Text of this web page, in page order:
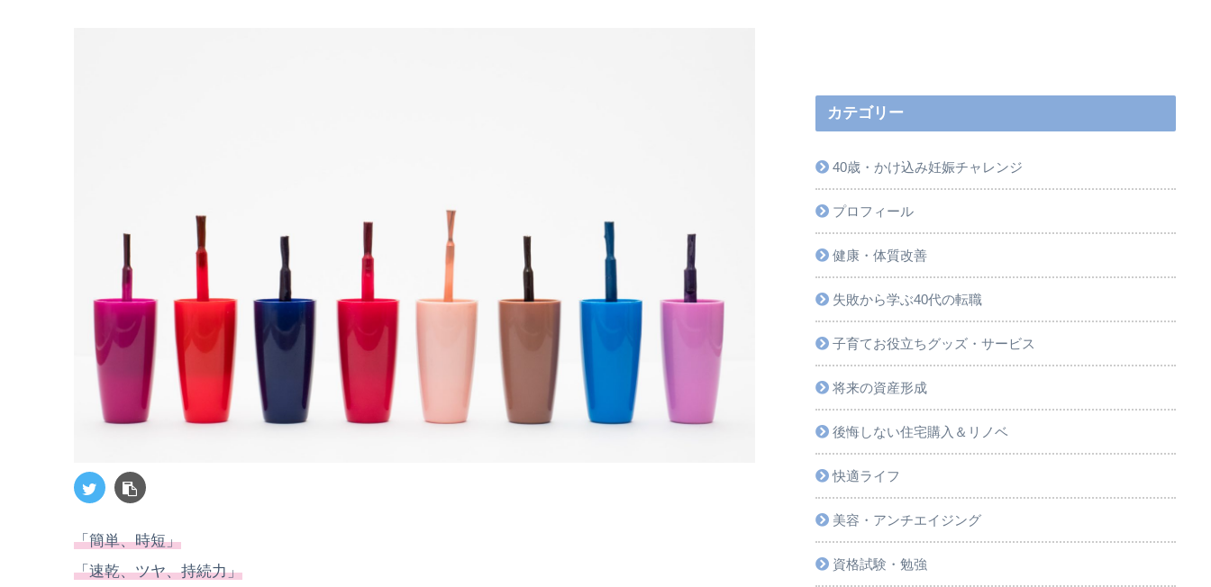
「簡単、時短」
「速乾、ツヤ、持続力」
カテゴリー
40歳・かけ込み妊娠チャレンジ
プロフィール
健康・体質改善
失敗から学ぶ40代の転職
子育てお役立ちグッズ・サービス
将来の資産形成
後悔しない住宅購入＆リノベ
快適ライフ
美容・アンチエイジング
資格試験・勉強